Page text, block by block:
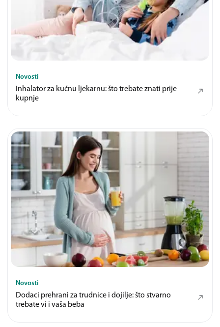
Novosti
Inhalator za kućnu ljekarnu: što trebate znati prije
kupnje
Novosti
Dodaci prehrani za trudnice i dojilje: što stvarno
trebate vi i vaša beba